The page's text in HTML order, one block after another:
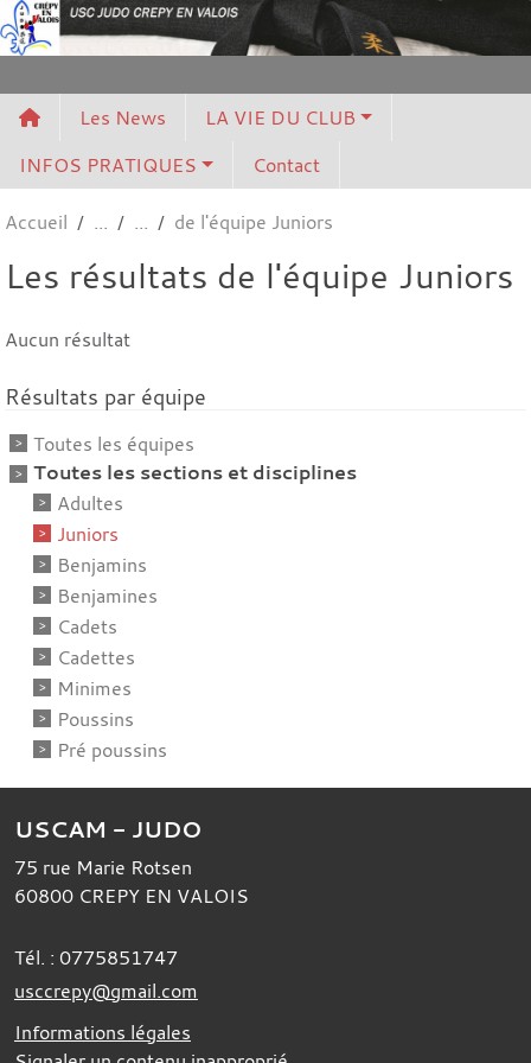
Les News
LA VIE DU CLUB
INFOS PRATIQUES
Contact
Accueil de l'équipe Juniors
Les résultats de l'équipe Juniors
Aucun résultat
Résultats par équipe
Toutes les équipes
Toutes les sections et disciplines
Adultes
Juniors
Benjamins
Benjamines
Cadets
Cadettes
Minimes
Poussins
Pré poussins
USCAM - JUDO
75 rue Marie Rotsen
60800 CREPY EN VALOIS
Tél. : 0775851747
usccrepy@gmail.com
Informations légales
Panneau de gestion des cookies